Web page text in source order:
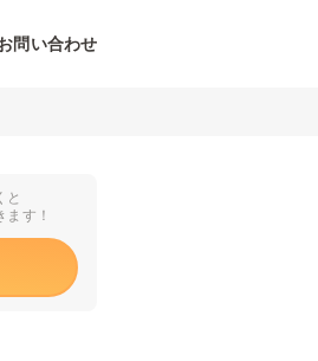
問い合わせ
と
す！